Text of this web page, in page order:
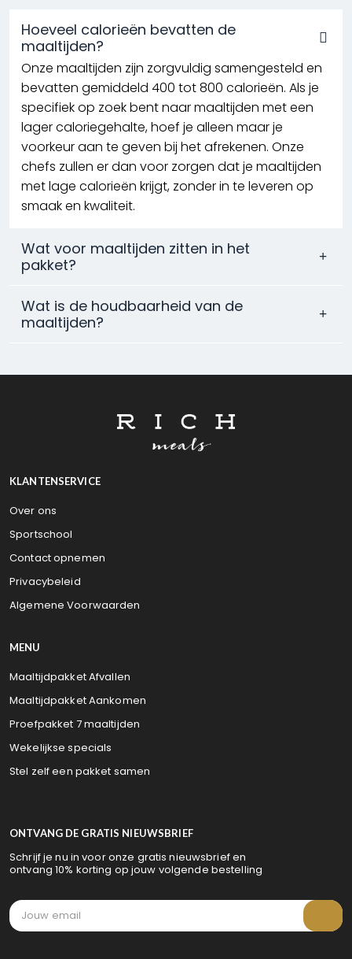
Hoeveel calorieën bevatten de
maaltijden?
Onze maaltijden zijn zorgvuldig samengesteld en
bevatten gemiddeld 400 tot 800 calorieën. Als je
specifiek op zoek bent naar maaltijden met een
lager caloriegehalte, hoef je alleen maar je
voorkeur aan te geven bij het afrekenen. Onze
chefs zullen er dan voor zorgen dat je maaltijden
met lage calorieën krijgt, zonder in te leveren op
smaak en kwaliteit.
Wat voor maaltijden zitten in het
pakket?
Wat is de houdbaarheid van de
maaltijden?
KLANTENSERVICE
Over ons
Sportschool
Contact opnemen
Privacybeleid
Algemene Voorwaarden
MENU
Maaltijdpakket Afvallen
Maaltijdpakket Aankomen
Proefpakket 7 maaltijden
Wekelijkse specials
Stel zelf een pakket samen
ONTVANG DE GRATIS NIEUWSBRIEF
Schrijf je nu in voor onze gratis nieuwsbrief en
ontvang 10% korting op jouw volgende bestelling